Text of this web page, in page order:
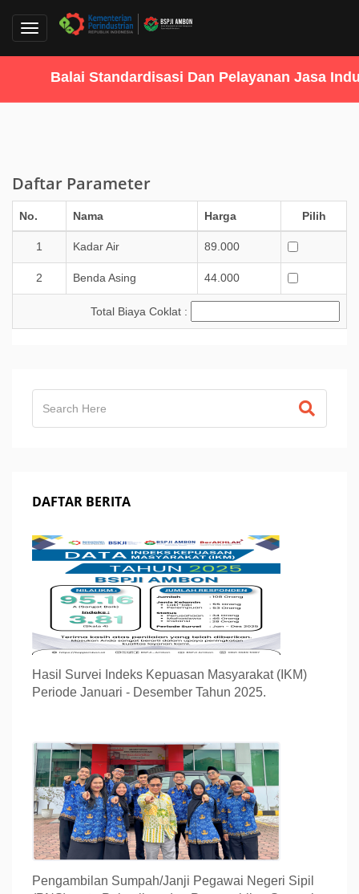
Toggle
Balai Standardisasi Dan Pelayanan Jasa
Daftar Parameter
No. Nama Harga Pilih
1 Kadar Air 89.000
2 Benda Asing 44.000
Total Biaya Coklat :
DAFTAR BERITA
Hasil Survei Indeks Kepuasan Masyarakat (IKM)
Periode Januari - Desember Tahun 2025.
Pengambilan Sumpah/Janji Pegawai Negeri Sipil